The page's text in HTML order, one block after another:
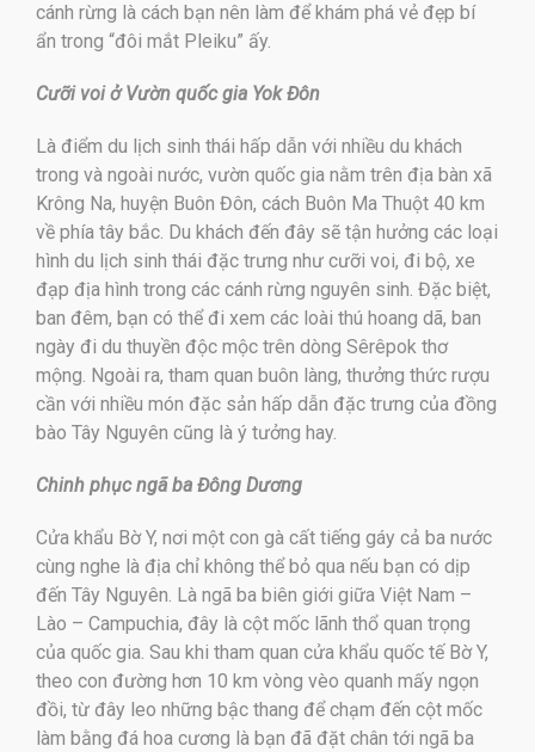
cánh rừng là cách bạn nên làm để khám phá vẻ đẹp bí
ẩn trong “đôi mắt Pleiku” ấy.
Cưỡi voi ở Vườn quốc gia Yok Đôn
Là điểm du lịch sinh thái hấp dẫn với nhiều du khách
trong và ngoài nước, vườn quốc gia nằm trên địa bàn xã
Krông Na, huyện Buôn Đôn, cách Buôn Ma Thuột 40 km
về phía tây bắc. Du khách đến đây sẽ tận hưởng các loại
hình du lịch sinh thái đặc trưng như cưỡi voi, đi bộ, xe
đạp địa hình trong các cánh rừng nguyên sinh. Đặc biệt,
ban đêm, bạn có thể đi xem các loài thú hoang dã, ban
ngày đi du thuyền độc mộc trên dòng Sêrêpok thơ
mộng. Ngoài ra, tham quan buôn làng, thưởng thức rượu
cần với nhiều món đặc sản hấp dẫn đặc trưng của đồng
bào Tây Nguyên cũng là ý tưởng hay.
Chinh phục ngã ba Đông Dương
Cửa khẩu Bờ Y, nơi một con gà cất tiếng gáy cả ba nước
cùng nghe là địa chỉ không thể bỏ qua nếu bạn có dịp
đến Tây Nguyên. Là ngã ba biên giới giữa Việt Nam –
Lào – Campuchia, đây là cột mốc lãnh thổ quan trọng
của quốc gia. Sau khi tham quan cửa khẩu quốc tế Bờ Y,
theo con đường hơn 10 km vòng vèo quanh mấy ngọn
đồi, từ đây leo những bậc thang để chạm đến cột mốc
làm bằng đá hoa cương là bạn đã đặt chân tới ngã ba